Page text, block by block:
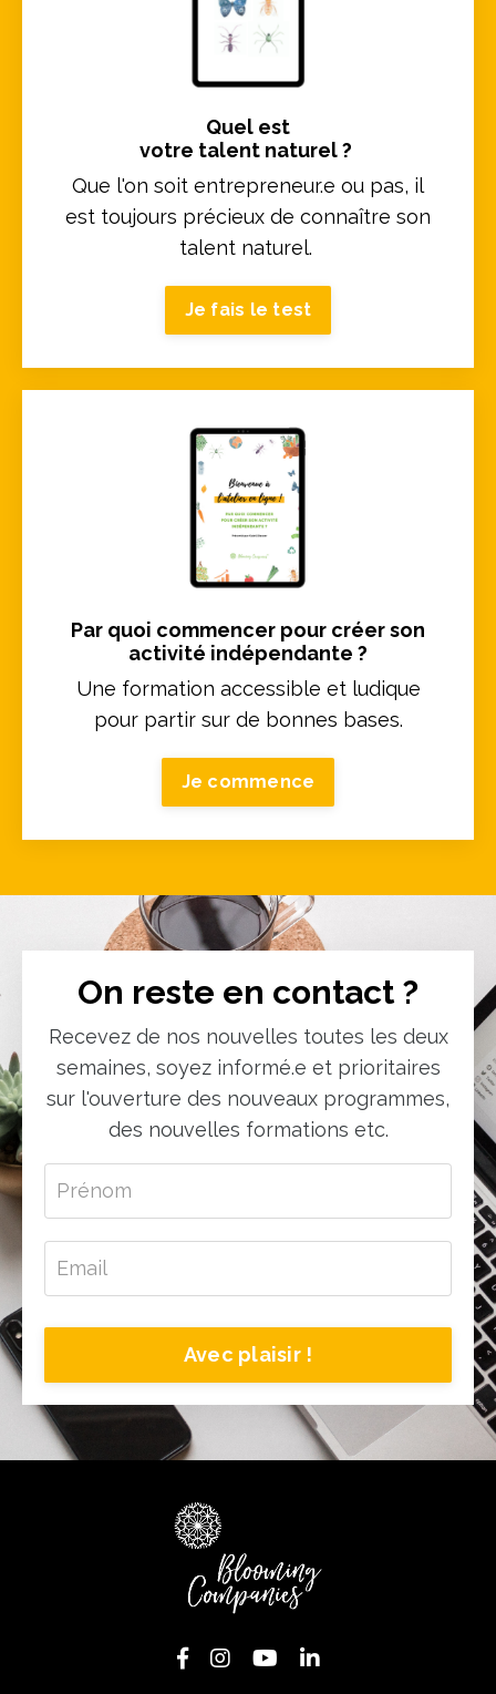
Quel est
votre talent naturel ?
Que l'on soit entrepreneur.e ou pas, il
est toujours précieux de connaître son
talent naturel.
Je fais le test
Par quoi commencer pour créer son
activité indépendante ?
Une formation accessible et ludique
pour partir sur de bonnes bases.
Je commence
On reste en contact ?
Recevez de nos nouvelles toutes les deux
semaines, soyez informé.e et prioritaires
sur l'ouverture des nouveaux programmes,
des nouvelles formations etc.
Avec plaisir !